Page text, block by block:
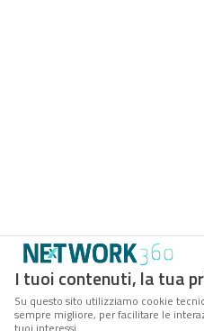
I tuoi contenuti, la tua
Su questo sito utilizziamo cookie
sempre migliore, per facilitare le